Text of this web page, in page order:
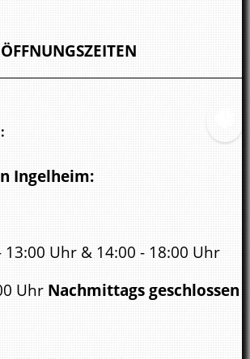
ÖFFNUNGSZEITEN
Ingelheim:
13:00 Uhr & 14:00 - 18:00 Uhr
Uhr Nachmittags geschlossen